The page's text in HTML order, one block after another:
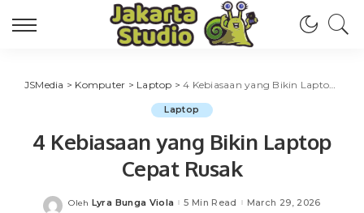
JSMedia > Komputer > Laptop >4 Kebiasaan yang Bikin Laptop Cepat Rusak
Laptop
4 Kebiasaan yang Bikin Laptop
Cepat Rusak
Posted
Oleh Lyra Bunga Viola 5 Min Read March 29, 2026